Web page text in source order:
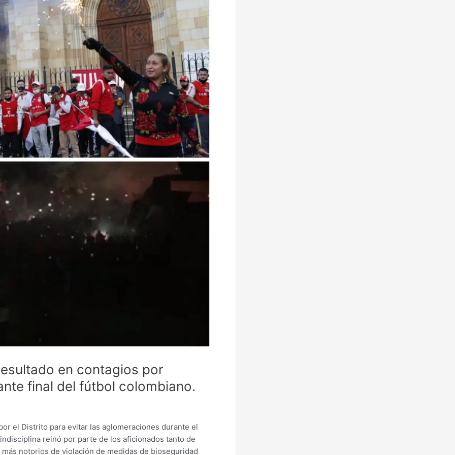
en contagios por
final del fútbol colombiano.
el Distrito para evitar las aglomeraciones durante el
reinó por parte de los aficionados tanto de
notorios de violación de medidas de bioseguridad